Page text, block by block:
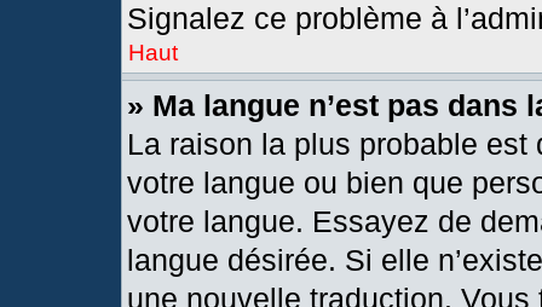
Signalez ce problème à
Haut
» Ma langue n’est pas dans
La raison la plus probable est
votre langue ou bien que
votre langue. Essayez de
langue désirée. Si elle
une nouvelle traduction.